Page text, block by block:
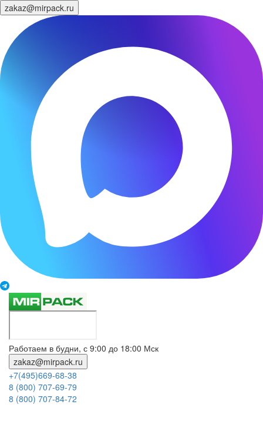
zakaz@mirpack.ru
Работаем в будни, с 9:00 до 18:00 Мск
zakaz@mirpack.ru
+7(495)669-68-38
8 (800) 707-69-79
8 (800) 707-84-72